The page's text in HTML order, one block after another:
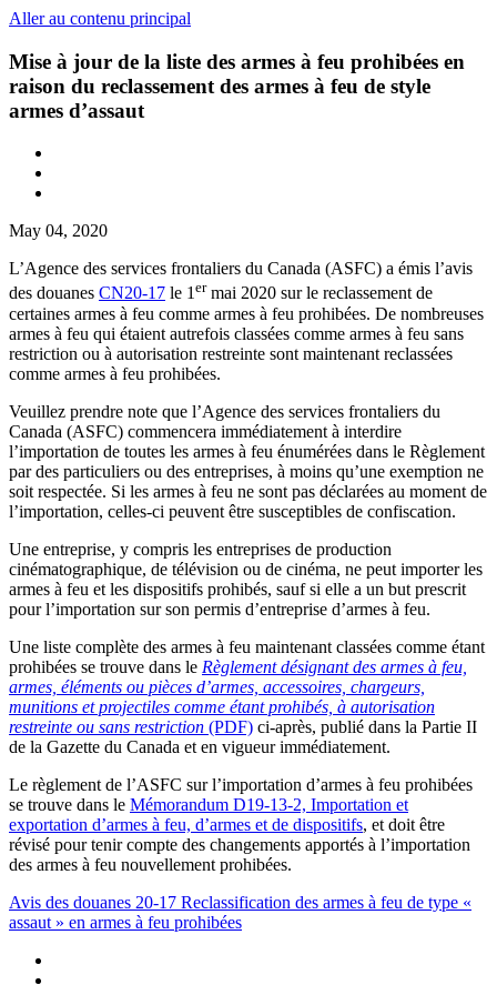
Aller au contenu principal
Mise à jour de la liste des armes à feu prohibées en
raison du reclassement des armes à feu de style
armes d’assaut
May 04, 2020
L’Agence des services frontaliers du Canada (ASFC) a émis l’avis
des douanes CN20-17 le 1ermai 2020 sur le reclassement de
certaines armes à feu comme armes à feu prohibées. De nombreuses
armes à feu qui étaient autrefois classées comme armes à feu sans
restriction ou à autorisation restreinte sont maintenant reclassées
comme armes à feu prohibées.
Veuillez prendre note que l’Agence des services frontaliers du
Canada (ASFC) commencera immédiatement à interdire
l’importation de toutes les armes à feu énumérées dans le Règlement
par des particuliers ou des entreprises, à moins qu’une exemption ne
soit respectée. Si les armes à feu ne sont pas déclarées au moment de
l’importation, celles-ci peuvent être susceptibles de confiscation.
Une entreprise, y compris les entreprises de production
cinématographique, de télévision ou de cinéma, ne peut importer les
armes à feu et les dispositifs prohibés, sauf si elle a un but prescrit
pour l’importation sur son permis d’entreprise d’armes à feu.
Une liste complète des armes à feu maintenant classées comme étant
prohibées se trouve dans le Règlement désignant des armes à feu,
armes, éléments ou pièces d’armes, accessoires, chargeurs,
munitions et projectiles comme étant prohibés, à autorisation
restreinte ou sans restriction (PDF) ci-après, publié dans la Partie II
de la Gazette du Canada et en vigueur immédiatement.
Le règlement de l’ASFC sur l’importation d’armes à feu prohibées
se trouve dans le Mémorandum D19-13-2, Importation et
exportation d’armes à feu, d’armes et de dispositifs, et doit être
révisé pour tenir compte des changements apportés à l’importation
des armes à feu nouvellement prohibées.
Avis des douanes 20-17 Reclassification des armes à feu de type «
assaut » en armes à feu prohibées